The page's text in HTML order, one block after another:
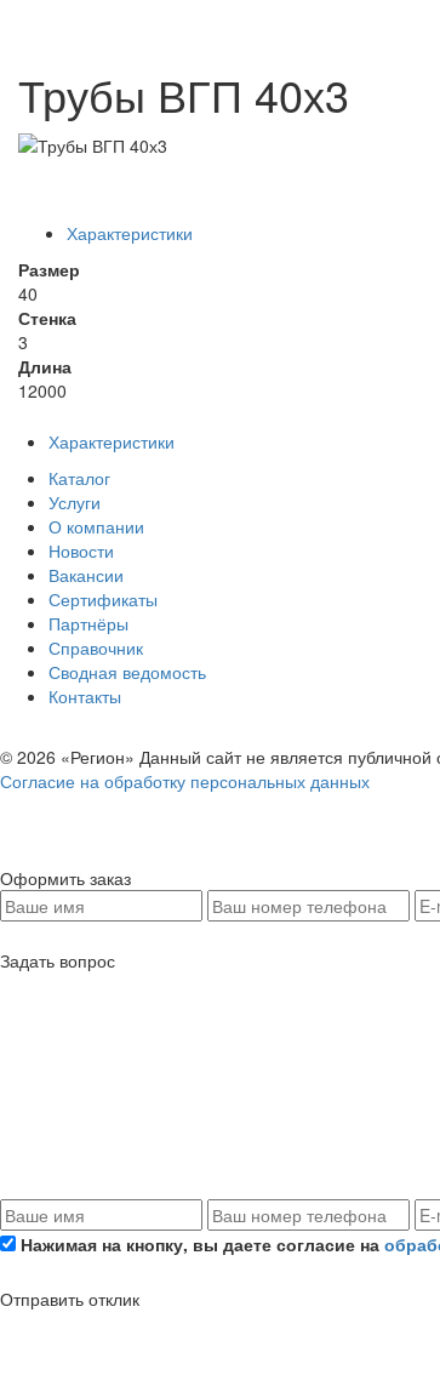
Трубы ВГП 40х3
Характеристики
Размер
40
Стенка
3
Длина
12000
Характеристики
Каталог
Услуги
О компании
Новости
Вакансии
Сертификаты
Партнёры
Справочник
Сводная ведомость
Контакты
© 2026 «Регион» Данный сайт не является публичной
Согласие на обработку персональных данных
Оформить заказ
Задать вопрос
Нажимая на кнопку, вы даете согласие на
Отправить отклик